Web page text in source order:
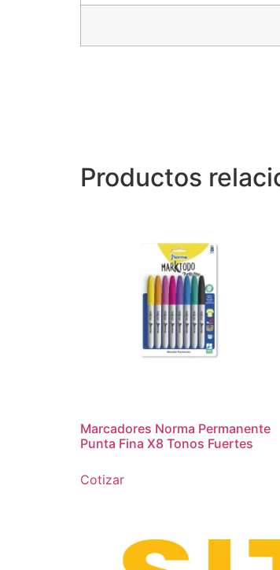
Productos
Marcadores Norma Permanente
Punta Fina X8 Tonos Fuertes
Cotizar